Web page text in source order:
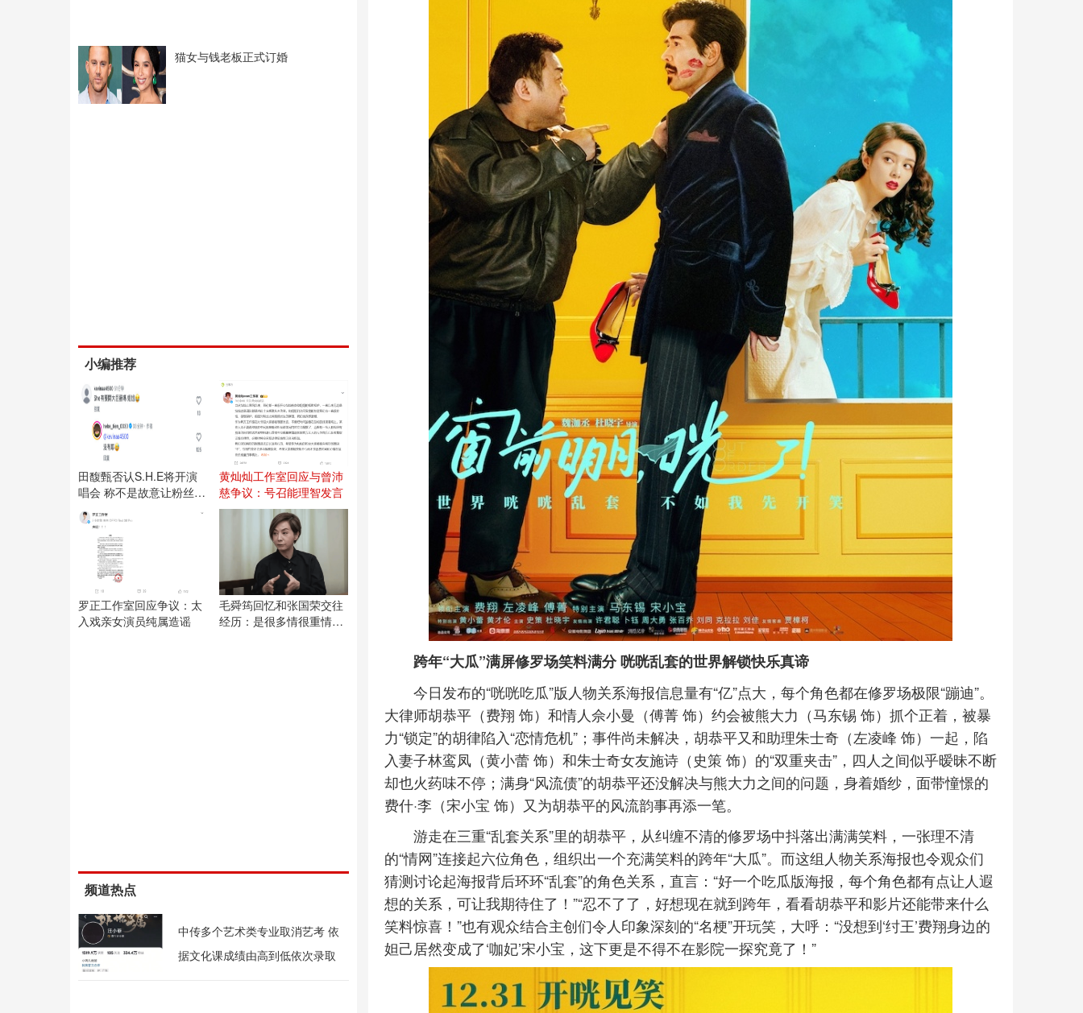
猫女与钱老板正式订婚
小编推荐
田馥甄否认S.H.E将开演
唱会 称不是故意让粉丝失
望
黄灿灿工作室回应与曾沛
慈争议：号召能理智发言
罗正工作室回应争议：太
入戏亲女演员纯属造谣
毛舜筠回忆和张国荣交往
经历：是很多情很重情的
频道热点
中传多个艺术类专业取消艺考 依
据文化课成绩由高到低依次录取
跨年“大瓜”满屏修罗场笑料满分 咣咣乱套的世界解锁快乐真谛
今日发布的“咣咣吃瓜”版人物关系海报信息量有“亿”点大，每个角色都在修罗场极限“蹦迪”。
大律师胡恭平（费翔 饰）和情人佘小曼（傅菁 饰）约会被熊大力（马东锡 饰）抓个正着，被暴
力“锁定”的胡律陷入“恋情危机”；事件尚未解决，胡恭平又和助理朱士奇（左凌峰 饰）一起，陷
入妻子林鸾凤（黄小蕾 饰）和朱士奇女友施诗（史策 饰）的“双重夹击”，四人之间似乎暧昧不断
却也火药味不停；满身“风流债”的胡恭平还没解决与熊大力之间的问题，身着婚纱，面带憧憬的
费什·李（宋小宝 饰）又为胡恭平的风流韵事再添一笔。
游走在三重“乱套关系”里的胡恭平，从纠缠不清的修罗场中抖落出满满笑料，一张理不清
的“情网”连接起六位角色，组织出一个充满笑料的跨年“大瓜”。而这组人物关系海报也令观众们
猜测讨论起海报背后环环“乱套”的角色关系，直言：“好一个吃瓜版海报，每个角色都有点让人遐
想的关系，可让我期待住了！”“忍不了了，好想现在就到跨年，看看胡恭平和影片还能带来什么
笑料惊喜！”也有观众结合主创们令人印象深刻的“名梗”开玩笑，大呼：“没想到‘纣王’费翔身边的
妲己居然变成了‘咖妃’宋小宝，这下更是不得不在影院一探究竟了！”